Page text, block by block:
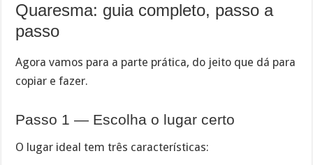
Quaresma: guia completo, passo a
passo
Agora vamos para a parte prática, do jeito que dá para
copiar e fazer.
Passo 1 — Escolha o lugar certo
O lugar ideal tem três características: